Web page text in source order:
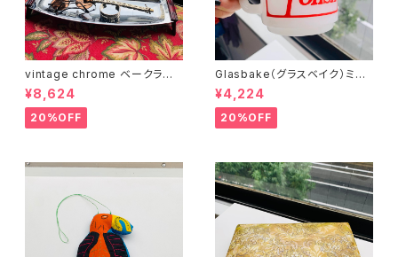
vintage chrome ベークライト
ハンドルロングトレー
¥8,624
20%OFF
Glasbake（グラスベイク）ミル
クガラスマグ
¥4,224
20%OFF